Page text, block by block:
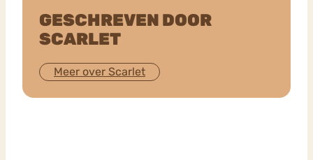
GESCHREVEN DOOR
SCARLET
Meer over Scarlet